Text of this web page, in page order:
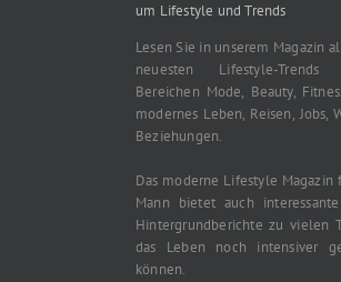
um Lifestyle und Trends
Lesen Sie in unserem Magazin
neuesten Lifestyle-
Bereichen Mode, Beauty,
modernes Leben, Reisen, Jobs,
Beziehungen.
Das moderne Lifestyle Magazin
Mann bietet auch
Hintergrundberichte zu vielen
das Leben noch intensiver
können.